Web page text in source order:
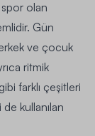
olan
Gün
ve çocuk
ritmik
farklı çeşitleri
kullanılan